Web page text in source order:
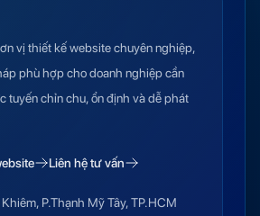
vị thiết kế website chuyên nghiệp,
phù hợp cho doanh nghiệp cần
tuyến chỉn chu, ổn định và dễ phát
Liên hệ tư vấn
P.Thạnh Mỹ Tây, TP.HCM